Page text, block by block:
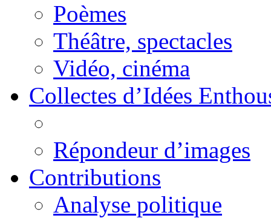
Poèmes
Théâtre, spectacles
Vidéo, cinéma
Collectes d’Idées
Répondeur d’images
Contributions
Analyse politique